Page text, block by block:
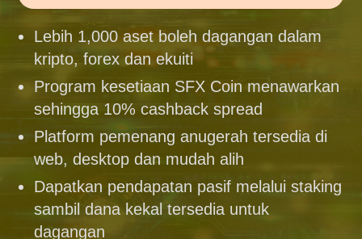
Lebih 1,000 aset boleh dagangan dalam
kripto, forex dan ekuiti
Program kesetiaan SFX Coin menawarkan
sehingga 10% cashback spread
Platform pemenang anugerah tersedia di
web, desktop dan mudah alih
Dapatkan pendapatan pasif melalui staking
sambil dana kekal tersedia untuk
dagangan